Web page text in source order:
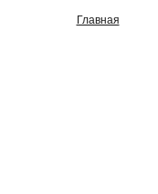
Главная